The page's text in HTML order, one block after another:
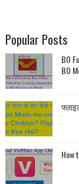
Popular Posts
BO
BO
How